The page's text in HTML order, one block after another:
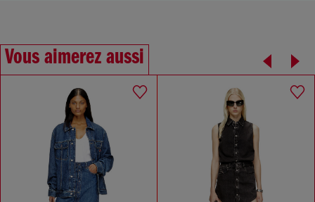
Vous aimerez aussi